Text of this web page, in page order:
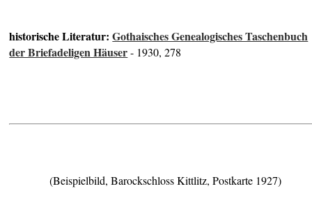
historische Literatur:Gothaisches Genealogisches Taschenbuch
der Briefadeligen Häuser- 1930, 278
(Beispielbild, Barockschloss Kittlitz, Postkarte 1927)